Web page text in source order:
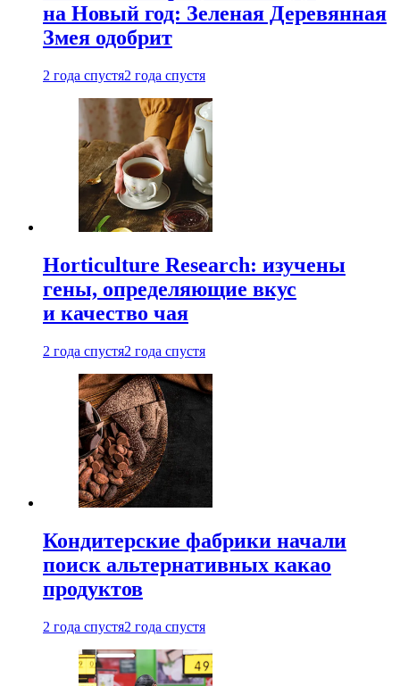
на Новый год: Зеленая Деревянная
Змея одобрит
2 года спустя2 года спустя
Horticulture Research: изучены
гены, определяющие вкус
и качество чая
2 года спустя2 года спустя
Кондитерские фабрики начали
поиск альтернативных какао
продуктов
2 года спустя2 года спустя